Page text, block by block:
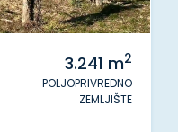
3.241 m2
POLJOPRIVREDNO
ZEMLJIŠTE